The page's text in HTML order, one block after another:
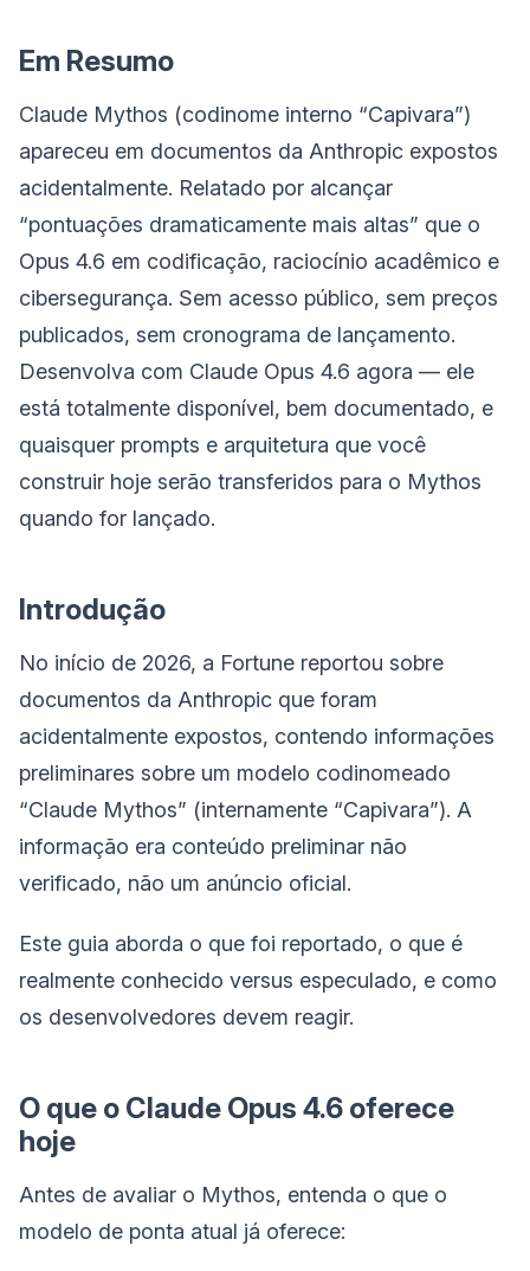
Em Resumo
Claude Mythos (codinome interno “Capivara”)
apareceu em documentos da Anthropic expostos
acidentalmente. Relatado por alcançar
“pontuações dramaticamente mais altas” que o
Opus 4.6 em codificação, raciocínio acadêmico e
cibersegurança. Sem acesso público, sem preços
publicados, sem cronograma de lançamento.
Desenvolva com Claude Opus 4.6 agora — ele
está totalmente disponível, bem documentado, e
quaisquer prompts e arquitetura que você
construir hoje serão transferidos para o Mythos
quando for lançado.
Introdução
No início de 2026, a Fortune reportou sobre
documentos da Anthropic que foram
acidentalmente expostos, contendo informações
preliminares sobre um modelo codinomeado
“Claude Mythos” (internamente “Capivara”). A
informação era conteúdo preliminar não
verificado, não um anúncio oficial.
Este guia aborda o que foi reportado, o que é
realmente conhecido versus especulado, e como
os desenvolvedores devem reagir.
O que o Claude Opus 4.6 oferece
hoje
Antes de avaliar o Mythos, entenda o que o
modelo de ponta atual já oferece: